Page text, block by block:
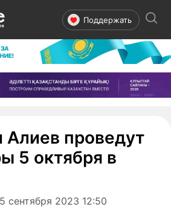
Поддержать
Алиев проведут
5 октября в
сентября 2023 12:50